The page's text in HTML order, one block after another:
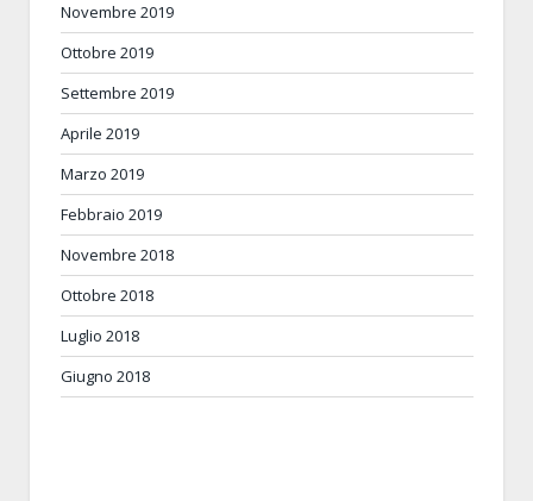
Novembre 2019
Ottobre 2019
Settembre 2019
Aprile 2019
Marzo 2019
Febbraio 2019
Novembre 2018
Ottobre 2018
Luglio 2018
Giugno 2018